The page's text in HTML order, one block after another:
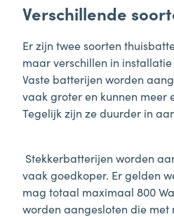
Verschillende
Er zijn twee soorten
maar verschillen in
Vaste batterijen worden
vaak groter en kunnen meer
Tegelijk zijn ze duurder in
Stekkerbatterijen worden
vaak goedkoper. Er gelden
mag totaal maximaal 800
worden aangesloten die met